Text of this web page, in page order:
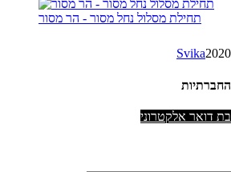
תחילת מסלול נחל מסור - הר מסור
Svika
דואר אלקטרוני